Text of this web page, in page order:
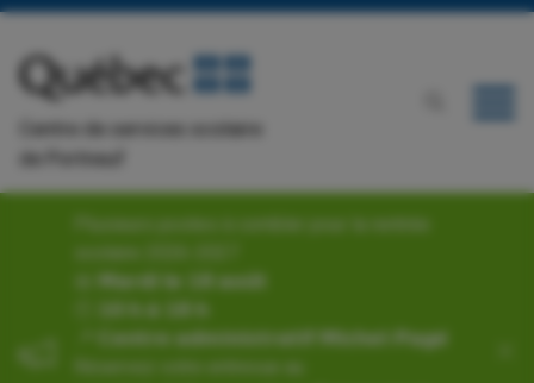
Centre de services scolaire
de Portneuf
📅 𝗠𝗮𝗿𝗱𝗶 𝗹𝗲 𝟭𝟴 𝗮𝗼𝘂̂𝘁
📍 𝗖𝗲𝗻𝘁𝗿𝗲 𝗮𝗱𝗺𝗶𝗻𝗶𝘀𝘁𝗿𝗮𝘁𝗶𝗳 𝗠𝗶𝗰𝗵𝗲𝗹-𝗣𝗮𝗴𝗲́